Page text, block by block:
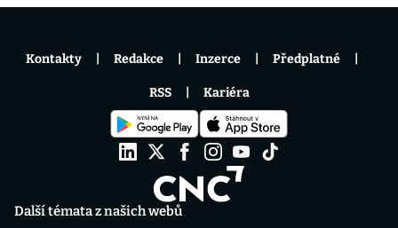
Další témata z našich webů
Kontakty Redakce Inzerce Předplatné
RSS Kariéra